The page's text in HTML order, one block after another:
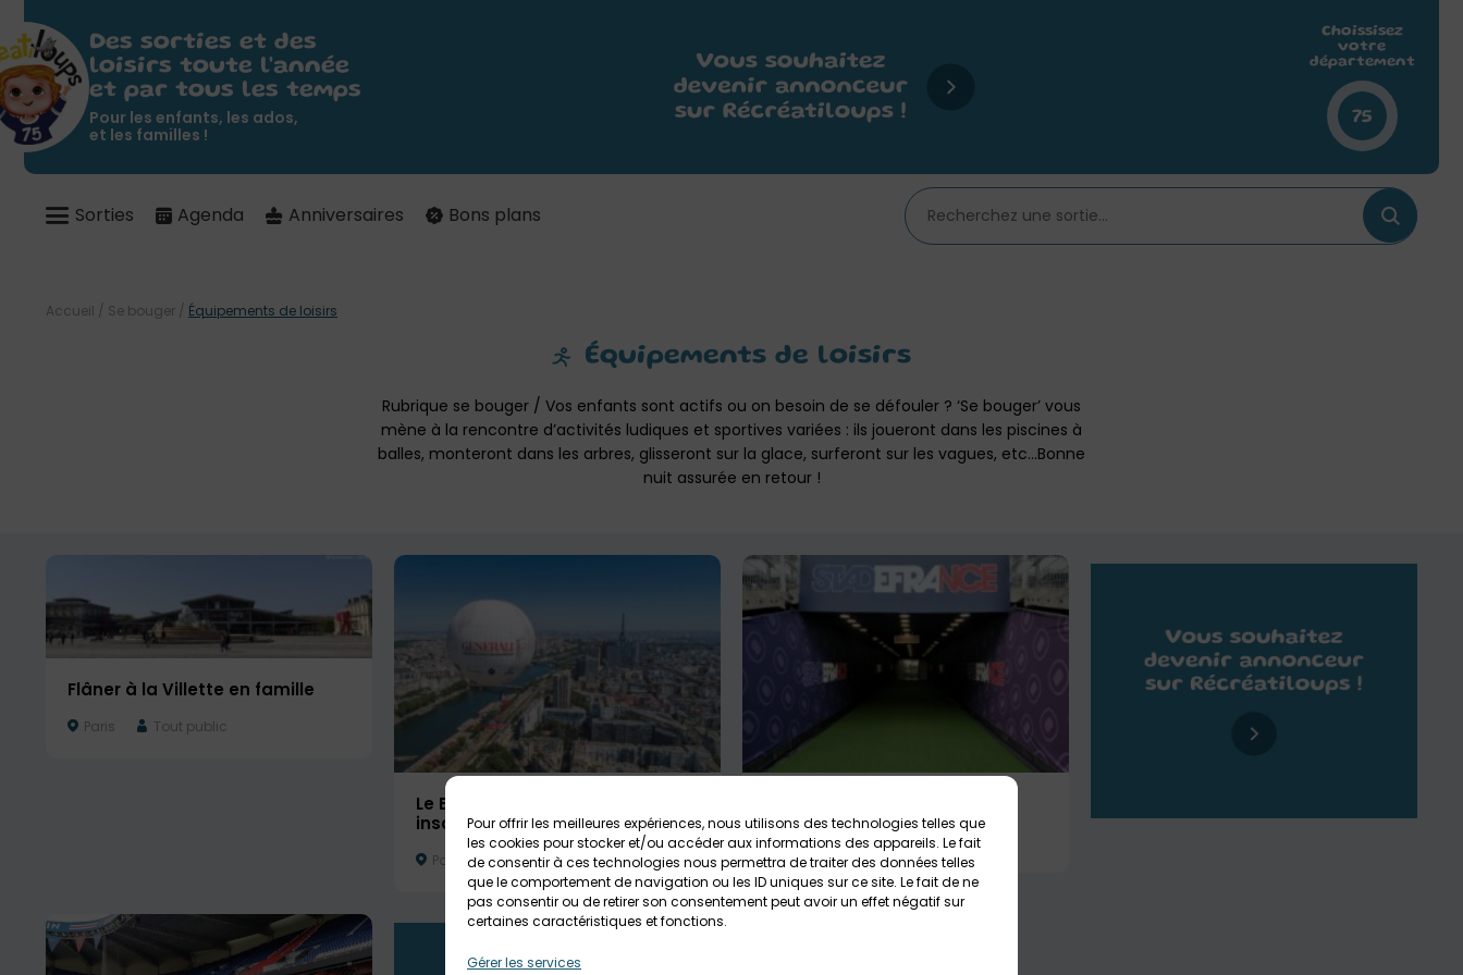
Pour offrir les meilleures expériences, nous utilisons des technologies telles que
les cookies pour stocker et/ou accéder aux informations des appareils. Le fait
de consentir à ces technologies nous permettra de traiter des données telles
que le comportement de navigation ou les ID uniques sur ce site. Le fait de ne
pas consentir ou de retirer son consentement peut avoir un effet négatif sur
certaines caractéristiques et fonctions.
Gérer les services
Des sorties et des
loisirs toute l'année
et par tous les temps
Pour les enfants, les ados,
et les familles !
Choissisez
votre
département
75
Sorties Agenda Anniversaires Bons plans
Équipements de loisirs
Rubrique se bouger / Vos enfants sont actifs ou on besoin de se défouler ? ‘Se bouger’ vous
mène à la rencontre d’activités ludiques et sportives variées : ils joueront dans les piscines à
balles, monteront dans les arbres, glisseront sur la glace, surferont sur les vagues, etc…Bonne
nuit assurée en retour !
Accueil / Se bouger / Équipements de loisirs
Flâner à la Villette en famille
Paris Tout public
Le Ballon Generali : une sortie
insolite à Paris
Paris Tout public
Saint-Denis Tout public